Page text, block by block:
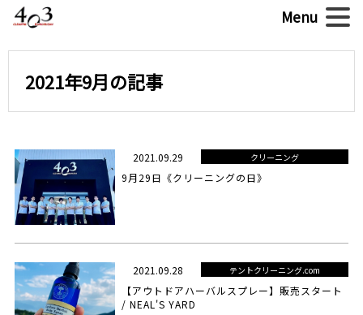
2021年9月の記事
2021.09.29 クリーニング
9月29日《クリーニングの日》
2021.09.28 テントクリーニング.com
【アウトドアハーバルスプレー】販売スタート
/ NEAL'S YARD